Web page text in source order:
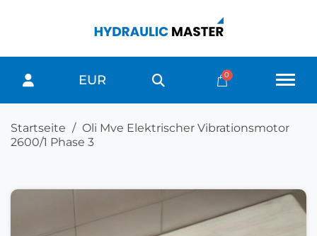
EUR
Startseite
Oli Mve Elektrischer Vibrationsmotor
2600/1 Phase 3